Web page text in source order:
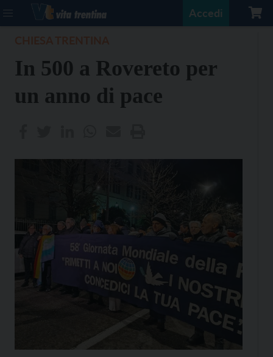
Accedi
In 500 a Rovereto per
un anno di pace